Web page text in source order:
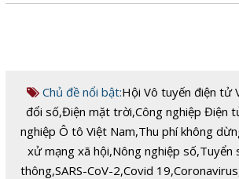
Chủ đề nổi bật:Hội Vô tuyến điện tử
đổi số,Điện mặt trời,Công nghiệp Điện
nghiệp Ô tô Việt Nam,Thu phí không
xử mạng xã hội,Nông nghiệp số,Tuyển
thông,SARS-CoV-2,Covid 19,Coronavirus